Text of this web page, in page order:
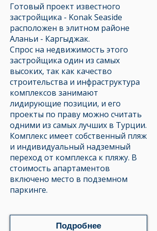
Готовый проект известного
застройщика - Konak Seaside
расположен в элитном районе
Аланьи - Каргыджак.
Спрос на недвижимость этого
застройщика один из самых
высоких, так как качество
строительства и инфраструктура
комплексов занимают
лидирующие позиции, и его
проекты по праву можно считать
одними из самых лучших в Турции.
Комплекс имеет собственный пляж
и индивидуальный надземный
переход от комплекса к пляжу. В
стоимость апартаментов
включено место в подземном
паркинге.
Подробнее